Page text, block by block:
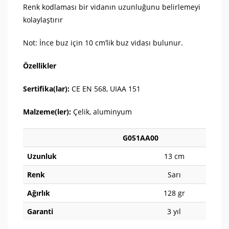
Renk kodlaması bir vidanın uzunluğunu belirlemeyi
kolaylaştırır
Not: İnce buz için 10 cm’lik buz vidası bulunur.
Özellikler
Sertifika(lar): CE EN 568, UIAA 151
Malzeme(ler): Çelik, aluminyum
G051AA00
Uzunluk
13 cm
Renk
Sarı
Ağırlık
128 gr
Garanti
3 yıl